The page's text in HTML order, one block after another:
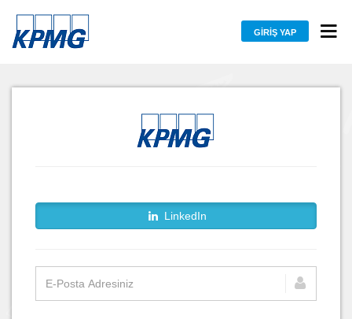
GIRIŞ YAP
LinkedIn